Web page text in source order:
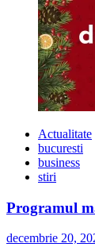
Actualitate
bucuresti
business
stiri
Programul
decembrie 20,